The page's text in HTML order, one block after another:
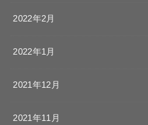
2022年2月
2022年1月
2021年12月
2021年11月